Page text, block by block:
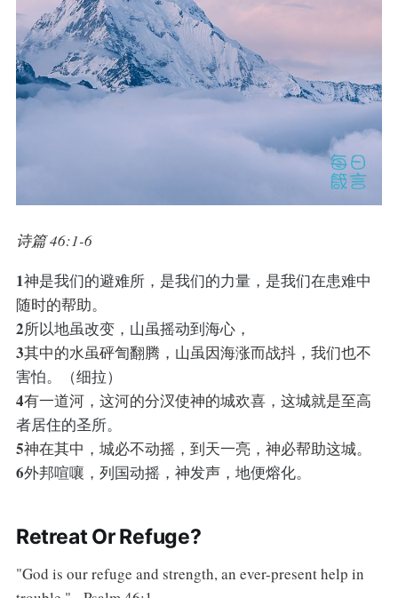
诗篇 46:1-6
1神是我们的避难所，是我们的力量，是我们在患难中
随时的帮助。
2所以地虽改变，山虽摇动到海心，
3其中的水虽砰訇翻腾，山虽因海涨而战抖，我们也不
害怕。（细拉）
4有一道河，这河的分汊使神的城欢喜，这城就是至高
者居住的圣所。
5神在其中，城必不动摇，到天一亮，神必帮助这城。
6外邦喧嚷，列国动摇，神发声，地便熔化。
Retreat Or Refuge?
"God is our refuge and strength, an ever-present help in